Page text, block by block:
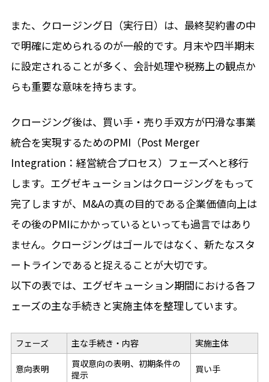
また、クロージング日（実行日）は、最終契約書の中
で明確に定められるのが一般的です。月末や四半期末
に設定されることが多く、会計処理や税務上の観点か
らも重要な意味を持ちます。
クロージング後は、買い手・売り手双方が円滑な事業
統合を実現するためのPMI（Post Merger
Integration：経営統合プロセス）フェーズへと移行
します。エグゼキューションはクロージングをもって
完了しますが、M&Aの真の目的である企業価値向上は
その後のPMIにかかっているといっても過言ではあり
ません。クロージングはゴールではなく、新たなスタ
ートラインであると捉えることが大切です。
以下の表では、エグゼキューション期間における各フ
ェーズの主な手続きと実施主体を整理しています。
フェーズ 主な手続き・内容 実施主体
意向表明
買収意向の表明、初期条件の
提示
買い手